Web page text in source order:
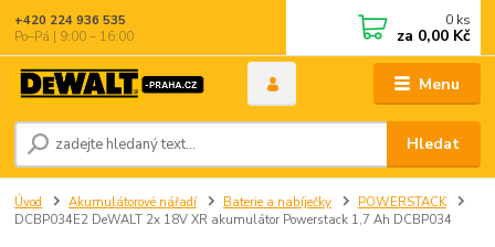
Menu
Hledat
+420 224 936 535
Po–Pá | 9:00 – 16:00
0 ks
za 0,00 Kč
Úvod Akumulátorové nářadí Baterie a nabíječky
POWERSTACK
DCBP034E2 DeWALT 2x 18V XR akumulátor Powerstack 1,7 Ah DCBP034